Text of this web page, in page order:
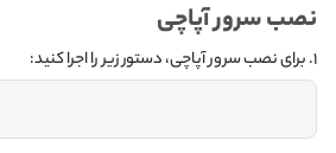
نصب سرور آپاچی
۱. برای نصب سرور آپاچی، دستور زیر را اجرا کنید: